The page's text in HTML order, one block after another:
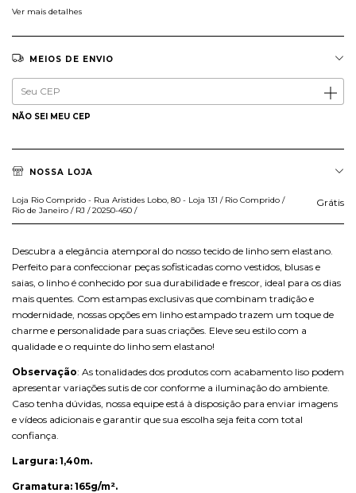
Ver mais detalhes
MEIOS DE ENVIO
Entregas para o CEP:
NÃO SEI MEU CEP
NOSSA LOJA
Loja Rio Comprido - Rua Aristides Lobo, 80 - Loja 131 / Rio Comprido /
Rio de Janeiro / RJ / 20250-450 /
Grátis
Descubra a elegância atemporal do nosso tecido de linho sem elastano.
Perfeito para confeccionar peças sofisticadas como vestidos, blusas e
saias, o linho é conhecido por sua durabilidade e frescor, ideal para os dias
mais quentes. Com estampas exclusivas que combinam tradição e
modernidade, nossas opções em linho estampado trazem um toque de
charme e personalidade para suas criações. Eleve seu estilo com a
qualidade e o requinte do linho sem elastano!
Observação: As tonalidades dos produtos com acabamento liso podem
apresentar variações sutis de cor conforme a iluminação do ambiente.
Caso tenha dúvidas, nossa equipe está à disposição para enviar imagens
e vídeos adicionais e garantir que sua escolha seja feita com total
confiança.
Largura: 1,40m.
Gramatura: 165g/m².